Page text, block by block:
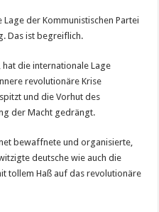
der Kommunistischen Partei
Das ist begreiflich.
hat die internationale Lage
revolutionäre Krise
und die Vorhut des
der Macht gedrängt.
bewaffnete und organisierte,
deutsche wie auch die
tollem Haß auf das revolutionäre